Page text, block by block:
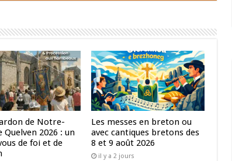
de Notre-
Quelven 2026 : un
de foi et de
Les messes en breton ou
avec cantiques bretons des
8 et 9 août 2026
il y a 2 jours